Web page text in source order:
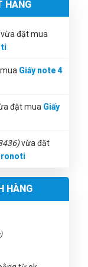
HÀNG
vừa đặt mua
Giấy note 4
đặt mua Giấy
vừa đặt
đặt muaGiấy
HÀNG
bên bạn,